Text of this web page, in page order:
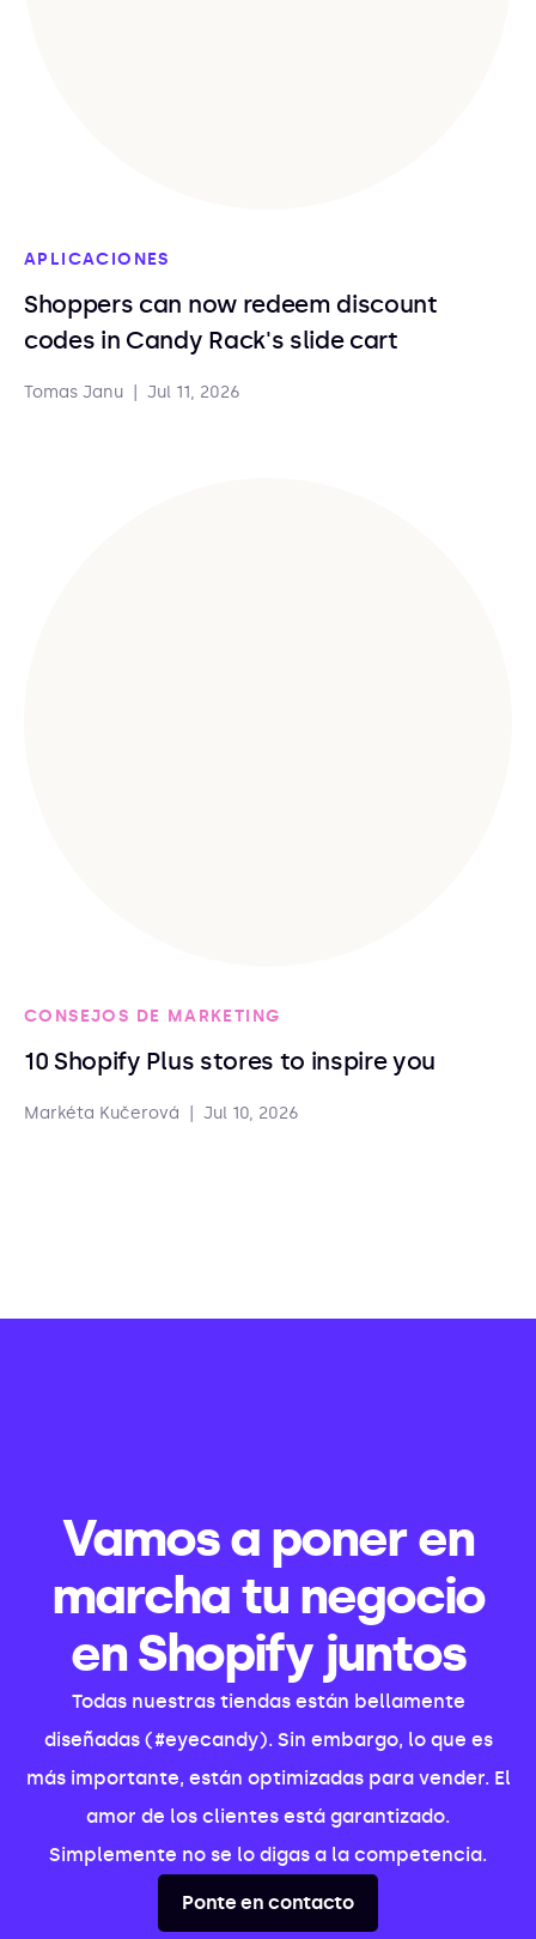
APLICACIONES
Shoppers can now redeem discount
codes in Candy Rack's slide cart
Tomas Janu Jul 11, 2026
CONSEJOS DE MARKETING
10 Shopify Plus stores to inspire you
Markéta Kučerová Jul 10, 2026
Vamos a poner en
marcha tu negocio
en Shopify juntos
Todas nuestras tiendas están bellamente
diseñadas (#eyecandy). Sin embargo, lo que es
más importante, están optimizadas para vender. El
amor de los clientes está garantizado.
Simplemente no se lo digas a la competencia.
Ponte en contacto